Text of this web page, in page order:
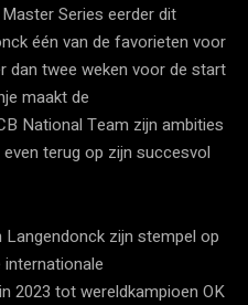
Series eerder dit
één van de favorieten voor
dan twee weken voor de start
maakt de
National Team zijn ambities
terug op zijn succesvol
zijn stempel op
2023 tot wereldkampioen OK